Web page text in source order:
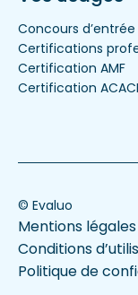
Concours d’entrée
Certifications
Certification AMF
Certification
© Evaluo
Mentions légales
Conditions
Politique de